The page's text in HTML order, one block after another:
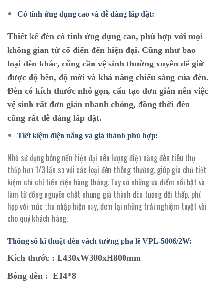
Có tính ứng dụng cao và dễ dàng lắp đặt:
Thiết kế đèn có tính ứng dụng cao, phù hợp với mọi
không gian từ cổ điển đến hiện đại. Cũng như bao
loại đèn khác, cũng cần vệ sinh thường xuyên để giữ
được độ bền, độ mới và khả năng chiếu sáng của đèn.
Đèn có kích thước nhỏ gọn, cấu tạo đơn giản nên việc
vệ sinh rất đơn giản nhanh chóng, đồng thời đèn
cũng rất dễ dàng lắp đặt.
Tiết kiệm điện năng và giá thành phù hợp:
Nhờ sử dụng bóng nến hiện đại nên lượng điện năng đèn tiêu thụ
thấp hơn 1/3 lần so với các loại đèn thông thường, giúp gia chủ tiết
kiệm chi chí tiền điện hàng tháng. Tuy có những ưu điểm nổi bật và
làm từ đồng nguyên chất nhưng giá thành đèn tương đối thấp, phù
hợp với mức thu nhập hiện nay, đem lại những trải nghiệm tuyệt vời
cho quý khách hàng.
Thông số kĩ thuật đèn vách tường pha lê VPL-5006/2W:
Kích thước : L430xW300xH800mm
Bóng đèn : E14*8